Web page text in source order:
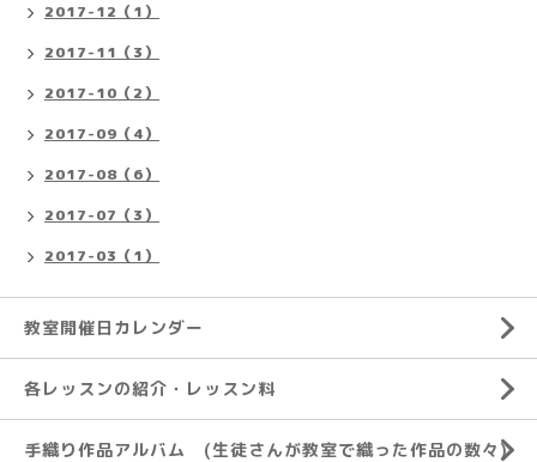
2017-12（1）
2017-11（3）
2017-10（2）
2017-09（4）
2017-08（6）
2017-07（3）
2017-03（1）
教室開催日カレンダー
各レッスンの紹介・レッスン料
手織り作品アルバム (生徒さんが教室で織った作品の数々)